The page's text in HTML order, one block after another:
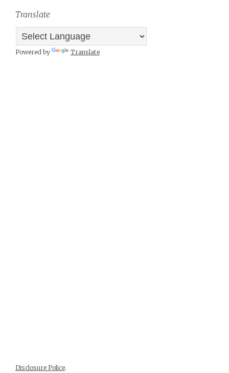
Translate
Powered by Translate
Disclosure Police.